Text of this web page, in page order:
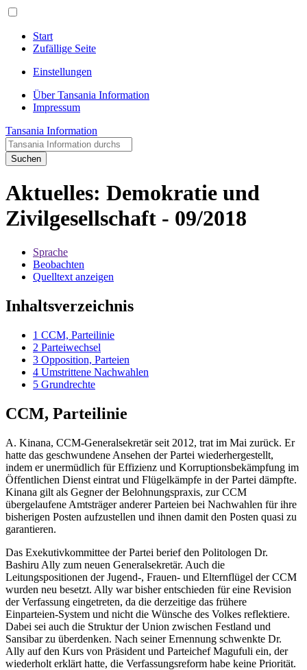
Start
Zufällige Seite
Einstellungen
Über Tansania Information
Impressum
Tansania Information
Suchen
Aktuelles: Demokratie und
Zivilgesellschaft - 09/2018
Sprache
Beobachten
Quelltext anzeigen
Inhaltsverzeichnis
1 CCM, Parteilinie
2 Parteiwechsel
3 Opposition, Parteien
4 Umstrittene Nachwahlen
5 Grundrechte
CCM, Parteilinie
A. Kinana, CCM-Generalsekretär seit 2012, trat im Mai zurück. Er
hatte das geschwundene Ansehen der Partei wiederhergestellt,
indem er unermüdlich für Effizienz und Korruptionsbekämpfung im
Öffentlichen Dienst eintrat und Flügelkämpfe in der Partei dämpfte.
Kinana gilt als Gegner der Belohnungspraxis, zur CCM
übergelaufene Amtsträger anderer Parteien bei Nachwahlen für ihre
bisherigen Posten aufzustellen und ihnen damit den Posten quasi zu
garantieren.
Das Exekutivkommittee der Partei berief den Politologen Dr.
Bashiru Ally zum neuen Generalsekretär. Auch die
Leitungspositionen der Jugend-, Frauen- und Elternflügel der CCM
wurden neu besetzt. Ally war bisher entschieden für eine Revision
der Verfassung eingetreten, da die derzeitige das frühere
Einparteien-System und nicht die Wünsche des Volkes reflektiere.
Dabei sei auch die Struktur der Union zwischen Festland und
Sansibar zu überdenken. Nach seiner Ernennung schwenkte Dr.
Ally auf den Kurs von Präsident und Parteichef Magufuli ein, der
wiederholt erklärt hatte, die Verfassungsreform habe keine Priorität.